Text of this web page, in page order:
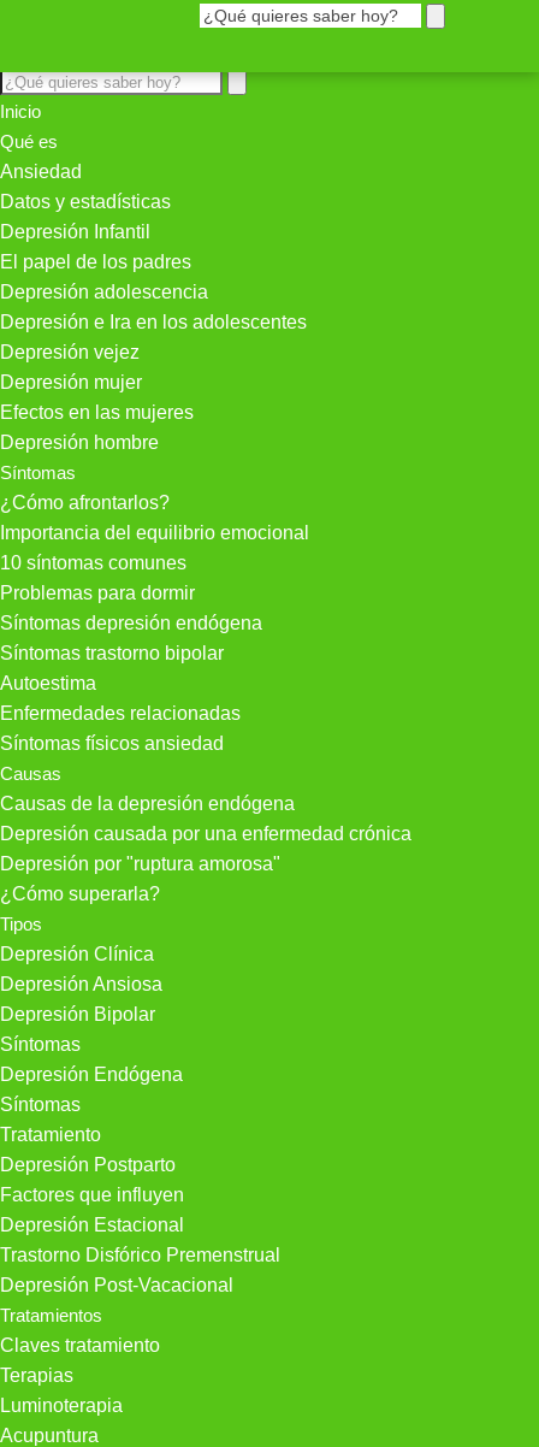
Inicio
Qué es
Ansiedad
Datos y estadísticas
Depresión Infantil
El papel de los padres
Depresión adolescencia
Depresión e Ira en los adolescentes
Depresión vejez
Depresión mujer
Efectos en las mujeres
Depresión hombre
Síntomas
¿Cómo afrontarlos?
Importancia del equilibrio emocional
10 síntomas comunes
Problemas para dormir
Síntomas depresión endógena
Síntomas trastorno bipolar
Autoestima
Enfermedades relacionadas
Síntomas físicos ansiedad
Causas
Causas de la depresión endógena
Depresión causada por una enfermedad crónica
Depresión por "ruptura amorosa"
¿Cómo superarla?
Tipos
Depresión Clínica
Depresión Ansiosa
Depresión Bipolar
Síntomas
Depresión Endógena
Síntomas
Tratamiento
Depresión Postparto
Factores que influyen
Depresión Estacional
Trastorno Disfórico Premenstrual
Depresión Post-Vacacional
Tratamientos
Claves tratamiento
Terapias
Luminoterapia
Acupuntura